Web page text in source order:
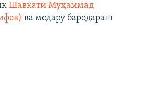
Шавкати Муҳаммад
ва модару бародараш